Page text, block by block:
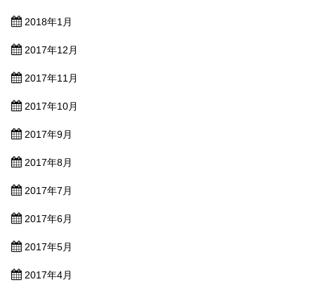
2018年1月
2017年12月
2017年11月
2017年10月
2017年9月
2017年8月
2017年7月
2017年6月
2017年5月
2017年4月